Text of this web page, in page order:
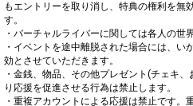
もエントリーを取り消し、特典の権利を無
す。
・バーチャルライバーに関しては各人の世
・イベントを途中離脱された場合には、
効とさせていただきます。
・金銭、物品、その他プレゼント(チェキ
り応援を促進させる行為は禁止します。
・重複アカウントによる応援は禁止です